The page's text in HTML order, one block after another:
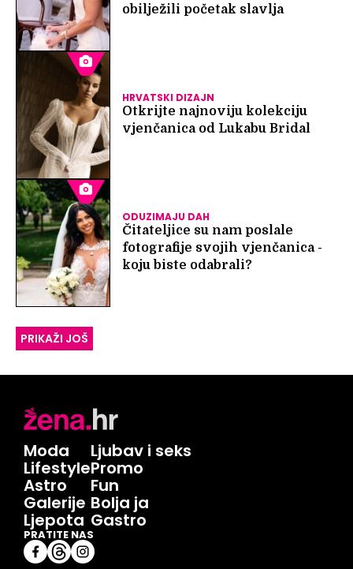
obilježili početak slavlja
HRVATSKI DIZAJN
Otkrijte najnoviju kolekciju
vjenčanica od Lukabu Bridal
ODUZIMAJU DAH
Čitateljice su nam poslale
fotografije svojih vjenčanica -
koju biste odabrali?
PRIKAŽI JOŠ
Moda
Lifestyle
Astro
Galerije
Ljepota
Ljubav i seks
Promo
Fun
Bolja ja
Gastro
PRATITE NAS